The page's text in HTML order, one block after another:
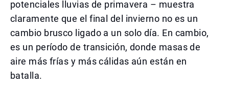
potenciales lluvias de primavera – muestra
claramente que el final del invierno no es un
cambio brusco ligado a un solo día. En cambio,
es un período de transición, donde masas de
aire más frías y más cálidas aún están en
batalla.